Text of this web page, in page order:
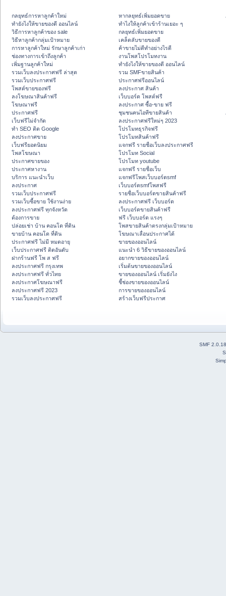
กลยุทธ์การหาลูกค้าใหม่
ทํายังไงให้ขายของดี ออนไลน์
วิธีการหาลูกค้าของ sale
วิธีหาลูกค้ากลุ่มเป้าหมาย
การหาลูกค้าใหม่ รักษาลูกค้าเก่า
ช่องทางการเข้าถึงลูกค้า
เพิ่มฐานลูกค้าใหม่
รวมเว็บลงประกาศฟรี ล่าสุด
รวมเว็บประกาศฟรี
โพสต์ขายของฟรี
ลงโฆษณาสินค้าฟรี
โฆษณาฟรี
ประกาศฟรี
เว็บฟรีไม่จำกัด
ทำ SEO ติด Google
ลงประกาศขาย
เว็บฟรียอดนิยม
โพสโฆษณา
ประกาศขายของ
ประกาศหางาน
บริการ แนะนำเว็บ
ลงประกาศ
รวมเว็บประกาศฟรี
รวมเว็บซื้อขาย ใช้งานง่าย
ลงประกาศฟรี ทุกจังหวัด
ต้องการขาย
ปล่อยเช่า บ้าน คอนโด ที่ดิน
ขายบ้าน คอนโด ที่ดิน
ประกาศฟรี ไม่มี หมดอายุ
เว็บประกาศฟรี ติดอันดับ
ฝากร้านฟรี โพ ส ฟรี
ลงประกาศฟรี กรุงเทพ
ลงประกาศฟรี ทั่วไทย
ลงประกาศโฆษณาฟรี
ลงประกาศฟรี 2023
รวมเว็บลงประกาศฟรี
หากลยุทธ์เพิ่มยอดขาย
ทําไงให้ลูกค้าเข้าร้านเยอะ ๆ
กลยุทธ์เพิ่มยอดขาย
เคล็ดลับขายของดี
ค้าขายไม่ดีทำอย่างไรดี
งานโพสโปรโมทงาน
ทํายังไงให้ขายของดี ออนไลน์
รวม SMFขายสินค้า
ประกาศฟรีออนไลน์
ลงประกาศ สินค้า
เว็บบอร์ด โพสต์ฟรี
ลงประกาศ ซื้อ-ขาย ฟรี
ชุมชนคนไอทีขายสินค้า
ลงประกาศฟรีใหม่ๆ 2023
โปรโมทธุรกิจฟรี
โปรโมทสินค้าฟรี
แจกฟรี รายชื่อเว็บลงประกาศฟรี
โปรโมท Social
โปรโมท youtube
แจกฟรี รายชื่อเว็บ
แจกฟรีโพสเว็บบอร์ดsmf
เว็บบอร์ดsmfโพสฟรี
รายชื่อเว็บบอร์ดขายสินค้าฟรี
ลงประกาศฟรี เว็บบอร์ด
เว็บบอร์ดขายสินค้าฟรี
ฟรี เว็บบอร์ด แรงๆ
โพสขายสินค้าตรงกลุ่มเป้าหมาย
โฆษณาเลื่อนประกาศได้
ขายของออนไลน์
แนะนำ 6 วิธีขายของออนไลน์
อยากขายของออนไลน์
เริ่มต้นขายของออนไลน์
ขายของออนไลน์ เริ่มยังไง
ชี้ช่องขายของออนไลน์
การขายของออนไลน์
สร้างเว็บฟรีประกาศ
SMF 2.0.18